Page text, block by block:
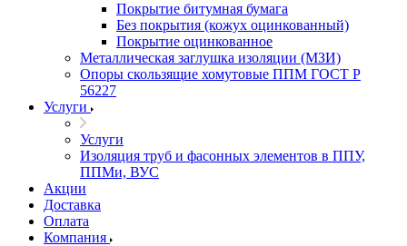
Покрытие битумная бумага
Без покрытия (кожух оцинкованный)
Покрытие оцинкованное
Металлическая заглушка изоляции (МЗИ)
Опоры скользящие хомутовые ППМ ГОСТ Р
56227
Услуги
Услуги
Изоляция труб и фасонных элементов в ППУ,
ППМи, ВУС
Акции
Доставка
Оплата
Компания